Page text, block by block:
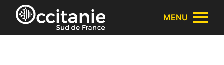
Panneau de gestion des cookies
MENU